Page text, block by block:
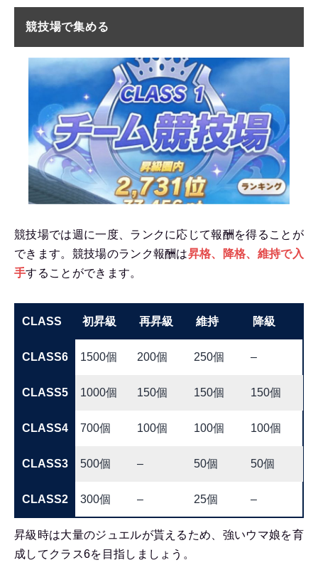
競技場で集める
競技場では週に一度、ランクに応じて報酬を得ることが
できます。競技場のランク報酬は昇格、降格、維持で入
手することができます。
CLASS 初昇級 再昇級 維持 降級
CLASS6 1500個 200個 250個 –
CLASS5 1000個 150個 150個 150個
CLASS4 700個 100個 100個 100個
CLASS3 500個 – 50個 50個
CLASS2 300個 – 25個 –
昇級時は大量のジュエルが貰えるため、強いウマ娘を育
成してクラス6を目指しましょう。